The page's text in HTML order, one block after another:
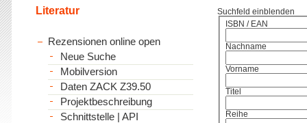
Suchfeld einblenden
ISBN / EAN
Nachname
Vorname
Titel
Reihe
Literatur
Rezensionen online open
Neue Suche
Mobilversion
Daten ZACK Z39.50
Projektbeschreibung
Schnittstelle | API